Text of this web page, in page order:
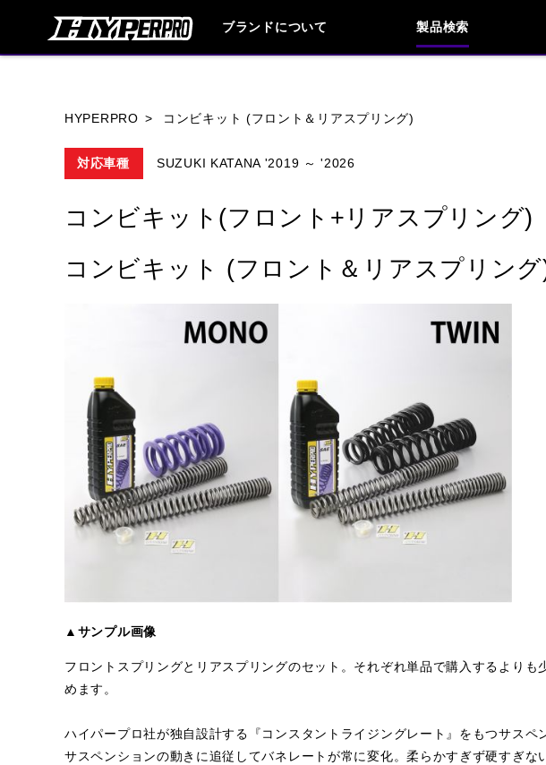
ブランドについて 製品検索
HYPERPRO コンビキット (フロント＆リアスプリング)
対応車種 SUZUKI KATANA '2019 ～ '2026
コンビキット(フロント+リアスプリング)
コンビキット (フロント＆リアスプリング
▲サンプル画像
フロントスプリングとリアスプリングのセット。それぞれ単品で購入するよりも
めます。
ハイパープロ社が独自設計する『コンスタントライジングレート』をもつサスペ
サスペンションの動きに追従してバネレートが常に変化。柔らかすぎず硬すぎな